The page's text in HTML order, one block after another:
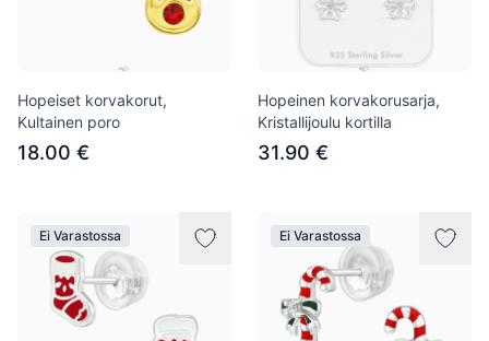
Hopeiset korvakorut,
Kultainen poro
18.00 €
Hopeinen korvakorusarja,
Kristallijoulu kortilla
31.90 €
Ei Varastossa Ei Varastossa